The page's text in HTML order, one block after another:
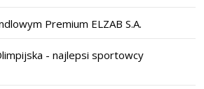
Premium ELZAB S.A.
- najlepsi sportowcy